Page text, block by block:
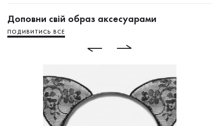
Доповни свій образ аксесуарами
ПОДИВИТИСЬ ВСЕ